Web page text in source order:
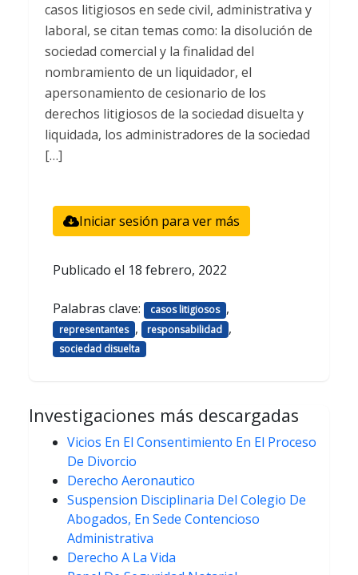
casos litigiosos en sede civil, administrativa y
laboral, se citan temas como: la disolución de
sociedad comercial y la finalidad del
nombramiento de un liquidador, el
apersonamiento de cesionario de los
derechos litigiosos de la sociedad disuelta y
liquidada, los administradores de la sociedad
[…]
Iniciar sesión para ver más
Publicado el 18 febrero, 2022
Palabras clave: casos litigiosos ,
representantes , responsabilidad ,
sociedad disuelta
Investigaciones más descargadas
Vicios En El Consentimiento En El Proceso
De Divorcio
Derecho Aeronautico
Suspension Disciplinaria Del Colegio De
Abogados, En Sede Contencioso
Administrativa
Derecho A La Vida